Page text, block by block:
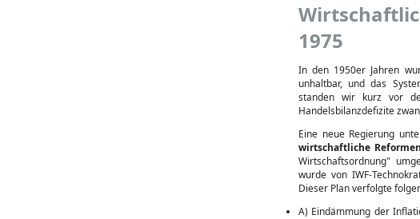
1975
In den 1950er Jahren
unhaltbar, und das
standen wir kurz vor
Handelsbilanzdefizite
Eine neue Regierung
wirtschaftliche Reformen
Wirtschaftsordnung"
wurde von IWF-
Dieser Plan verfolgte
A) Eindämmung der